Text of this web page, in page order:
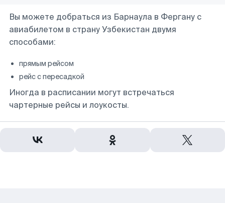
Вы можете добраться из Барнаула в Фергану с
авиабилетом в страну Узбекистан двумя
способами:
прямым рейсом
рейс с пересадкой
Иногда в расписании могут встречаться
чартерные рейсы и лоукосты.